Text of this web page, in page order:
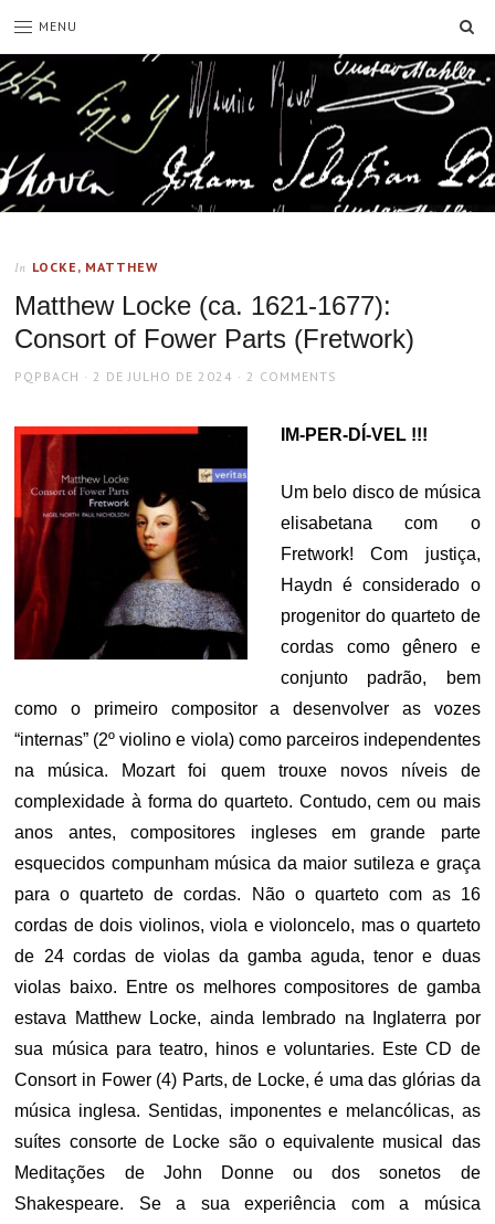
MENU
In LOCKE, MATTHEW
Matthew Locke (ca. 1621-1677):
Consort of Fower Parts (Fretwork)
AUTHOR
PQPBACH
POSTED
2 DE JULHO DE 2024 2 COMMENTS
IM-PER-DÍ-VEL !!!
Um belo disco de música
elisabetana com o
Fretwork! Com justiça,
Haydn é considerado o
progenitor do quarteto de
cordas como gênero e
conjunto padrão, bem
como o primeiro compositor a desenvolver as vozes
“internas” (2º violino e viola) como parceiros independentes
na música. Mozart foi quem trouxe novos níveis de
complexidade à forma do quarteto. Contudo, cem ou mais
anos antes, compositores ingleses em grande parte
esquecidos compunham música da maior sutileza e graça
para o quarteto de cordas. Não o quarteto com as 16
cordas de dois violinos, viola e violoncelo, mas o quarteto
de 24 cordas de violas da gamba aguda, tenor e duas
violas baixo. Entre os melhores compositores de gamba
estava Matthew Locke, ainda lembrado na Inglaterra por
sua música para teatro, hinos e voluntaries. Este CD de
Consort in Fower (4) Parts, de Locke, é uma das glórias da
música inglesa. Sentidas, imponentes e melancólicas, as
suítes consorte de Locke são o equivalente musical das
Meditações de John Donne ou dos sonetos de
Shakespeare. Se a sua experiência com a música